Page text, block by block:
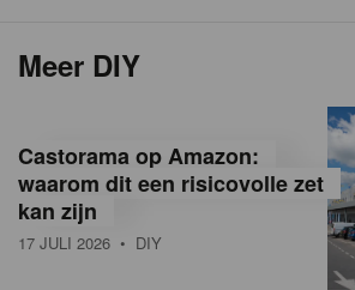
Meer DIY
Castorama op Amazon:
waarom dit een risicovolle zet
kan zijn
17 JULI 2026 • DIY